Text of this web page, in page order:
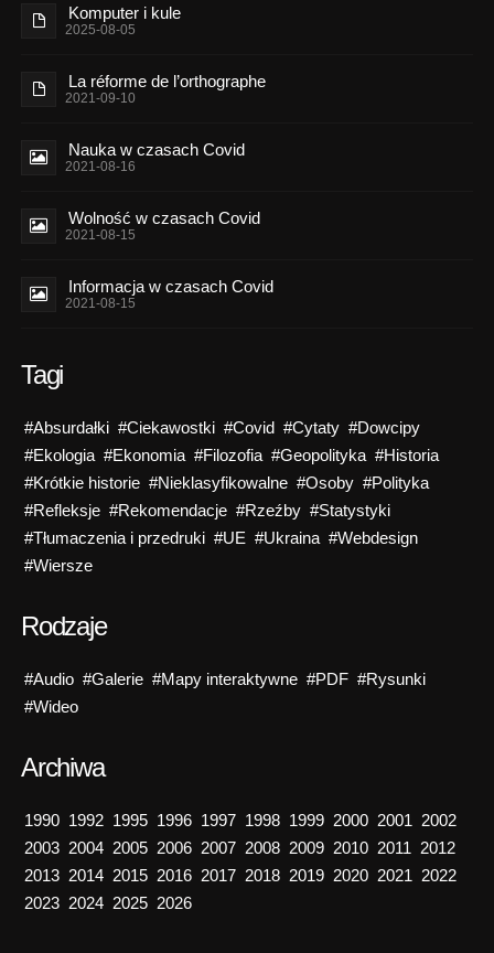
Komputer i kule
2025-08-05
La réforme de l’orthographe
2021-09-10
Nauka w czasach Covid
2021-08-16
Wolność w czasach Covid
2021-08-15
Informacja w czasach Covid
2021-08-15
Tagi
#Absurdałki #Ciekawostki #Covid #Cytaty #Dowcipy
#Ekologia #Ekonomia #Filozofia #Geopolityka #Historia
#Krótkie historie #Nieklasyfikowalne #Osoby #Polityka
#Refleksje #Rekomendacje #Rzeźby #Statystyki
#Tłumaczenia i przedruki #UE #Ukraina #Webdesign
#Wiersze
Rodzaje
#Audio #Galerie #Mapy interaktywne #PDF #Rysunki
#Wideo
Archiwa
1990 1992 1995 1996 1997 1998 1999 2000 2001 2002
2003 2004 2005 2006 2007 2008 2009 2010 2011 2012
2013 2014 2015 2016 2017 2018 2019 2020 2021 2022
2023 2024 2025 2026